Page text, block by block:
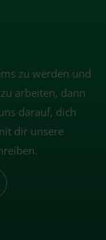
zu werden und
arbeiten, dann
darauf, dich
dir unsere